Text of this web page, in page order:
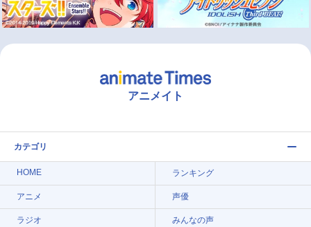
アニメイト
カテゴリ
HOME ランキング
アニメ 声優
ラジオ みんなの声